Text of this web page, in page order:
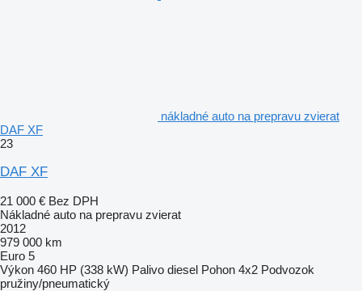
nákladné auto na prepravu zvierat
DAF XF
23
DAF XF
21 000 € Bez DPH
Nákladné auto na prepravu zvierat
2012
979 000 km
Euro 5
Výkon 460 HP (338 kW) Palivo diesel Pohon 4x2 Podvozok
pružiny/pneumatický